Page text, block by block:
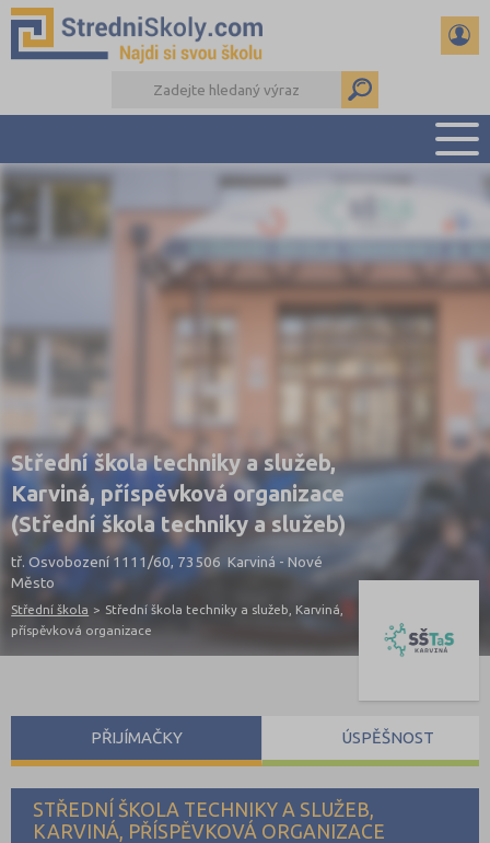
PŘÍPRAVA NA PŘIJÍMAČKY
DŮLEŽITÉ TERMÍNY
REFERÁTY A SEMINÁRKY
Střední škola techniky a služeb,
Karviná, příspěvková organizace
(Střední škola techniky a služeb)
tř. Osvobození 1111/60, 73506 Karviná - Nové
Město
Střední škola > Střední škola techniky a služeb, Karviná,
příspěvková organizace
STŘEDNÍ ŠKOLA TECHNIKY A SLUŽEB,
KARVINÁ, PŘÍSPĚVKOVÁ ORGANIZACE
PŘIJÍMAČKY ÚSPĚŠNOST